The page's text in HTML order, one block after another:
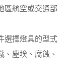
區航空或交通部
選擇燈具的型式
塵埃、腐蝕、